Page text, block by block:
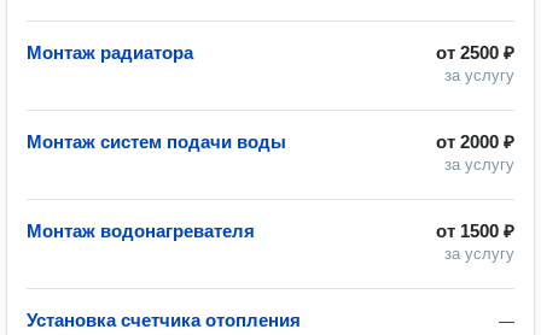
от 2500 ₽
за услугу
Монтаж радиатора
от 2000 ₽
за услугу
Монтаж систем подачи воды
от 1500 ₽
за услугу
Монтаж водонагревателя
—
Установка счетчика отопления